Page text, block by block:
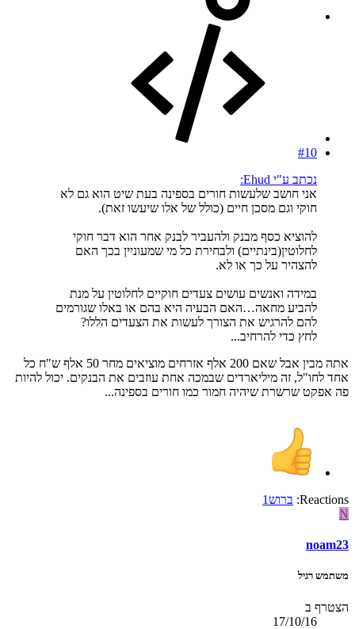
#10
נכתב ע"י Ehud:
אני חושב שלעשות חורים בספינה בעת שיט הוא גם לא
חוקי וגם מסכן חיים (כולל של אלו שיעשו זאת).
להוציא כסף מבנק ולהעביר לבנק אחר הוא דבר חוקי
לחלוטין(בינתיים) ולבחירת כל מי שמעוניין בכך האם
להצהיר על כך או לא.
במידה ואנשים עושים צעדים חוקיים לחלוטין על מנת
להביע מחאה…האם הבעיה היא בהם או באלו שגורמים
להם להרגיש את הצורך לעשות את הצעדים הללו?
לחץ כדי להרחיב...
אתה מבין אבל שאם 200 אלף אזרחים מוציאים מחר 50 אלף ש"ח כל
אחד לחו"ל, זה מיליארדים שבמכה אחת עוזבים את הבנקים. יכול להיות
פה אפקט שרשרת שיהיה חמור כמו חורים בספינה...
Reactions: ברוש1
N
noam23
משתמש רגיל
הצטרף ב
17/10/16